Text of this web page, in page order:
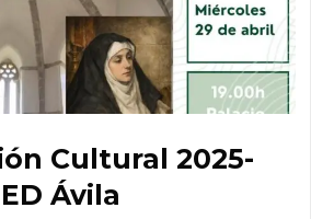
Cultural 2025-
Ávila